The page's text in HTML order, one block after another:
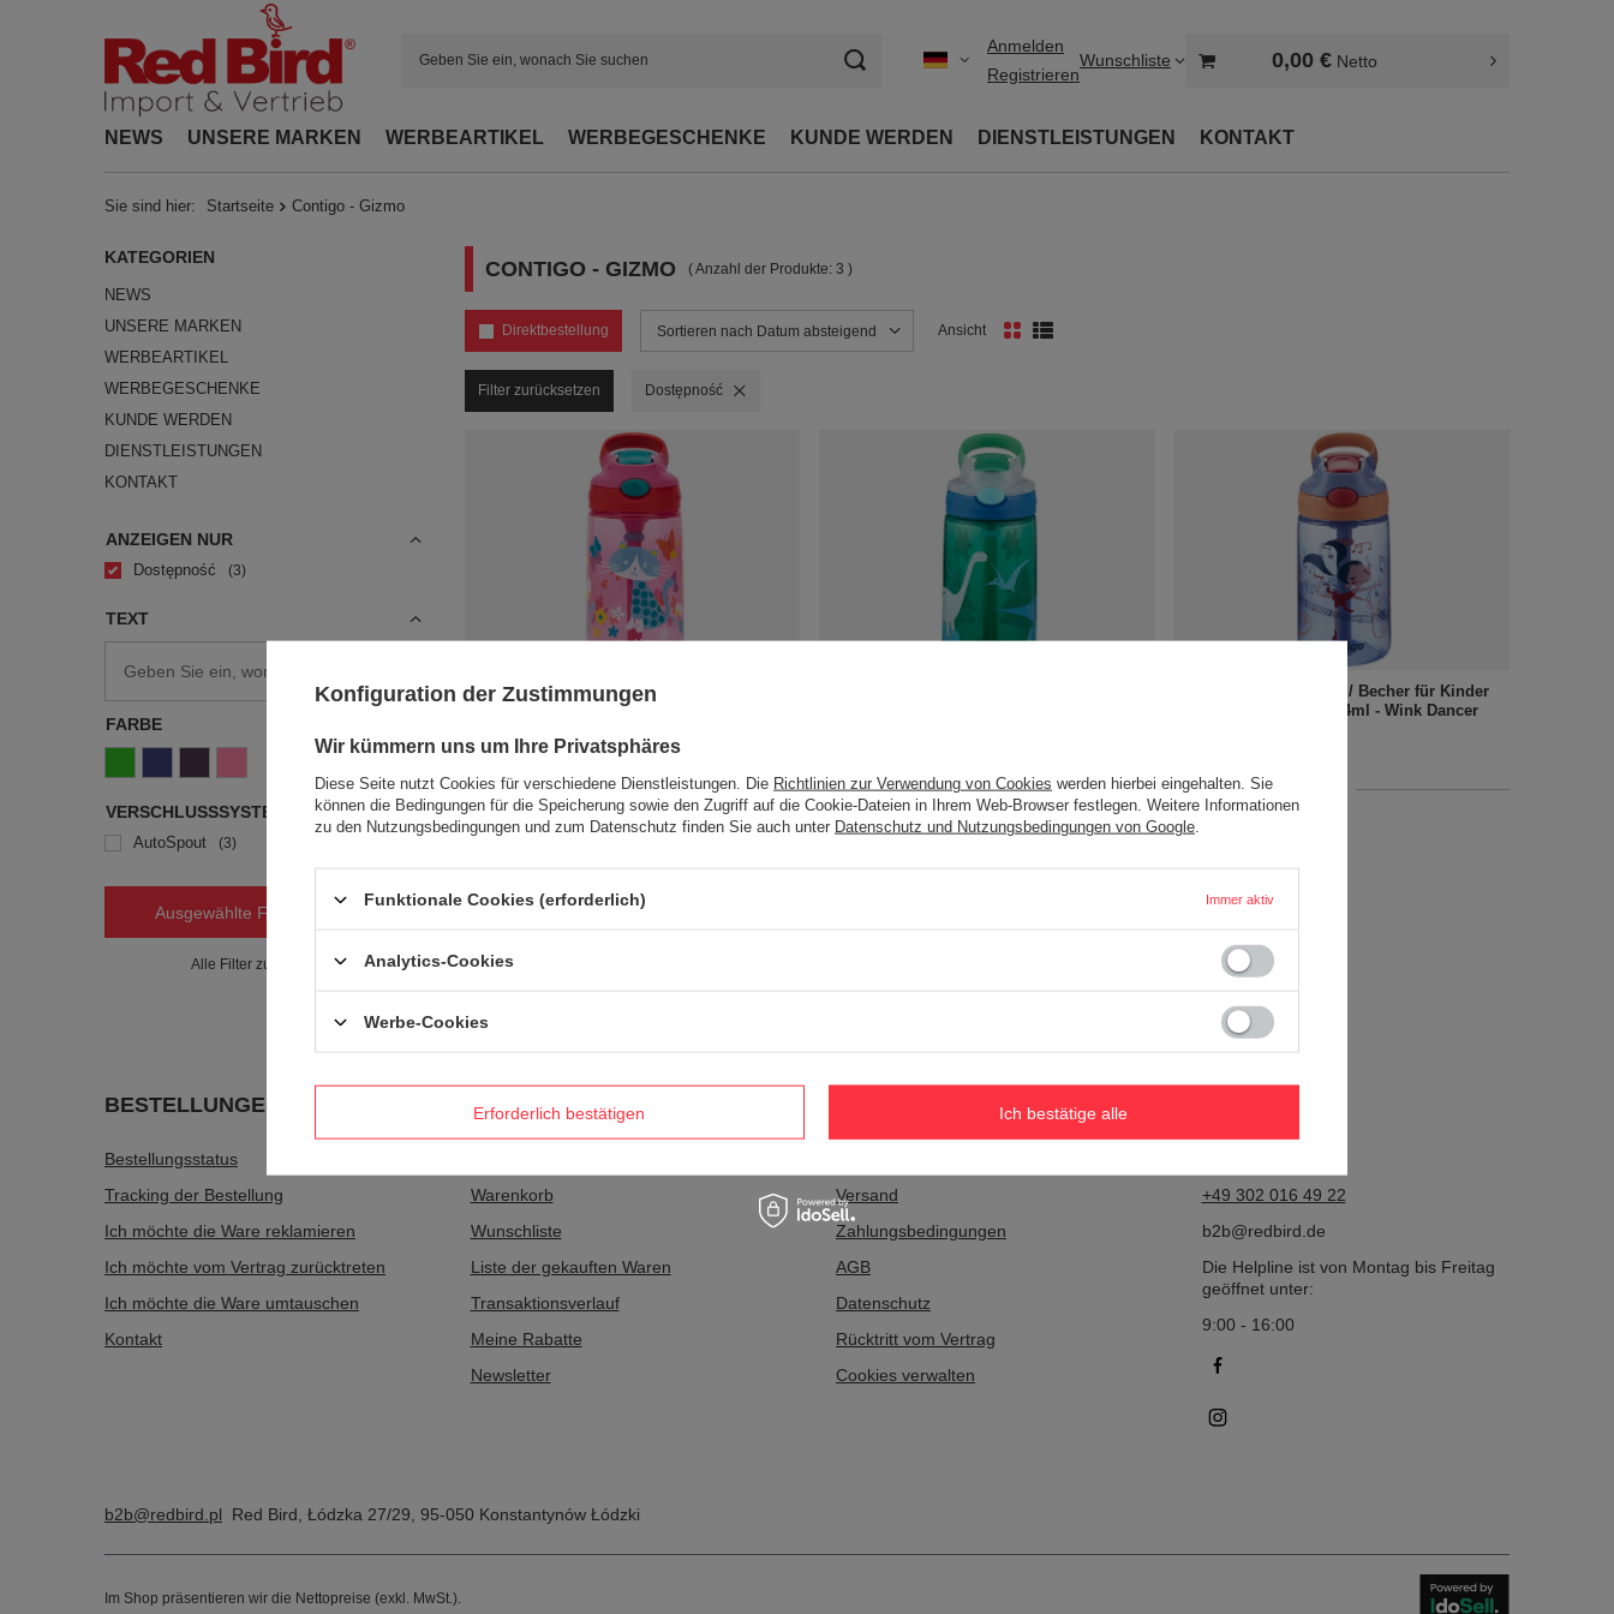
Anmelden
Registrieren
Wunschliste 0,00 € Netto
NEWS UNSERE MARKEN WERBEARTIKEL WERBEGESCHENKE KUNDE WERDEN DIENSTLEISTUNGEN KONTAKT
Sie sind hier: Startseite Contigo - Gizmo
KATEGORIEN
NEWS
UNSERE MARKEN
WERBEARTIKEL
WERBEGESCHENKE
KUNDE WERDEN
DIENSTLEISTUNGEN
KONTAKT
ANZEIGEN NUR
Dostępność 3
TEXT
FARBE
VERSCHLUSSSYSTEM
AutoSpout 3
Ausgewählte Filter anwenden
Alle Filter zurücksetzen
CONTIGO - GIZMO ( Anzahl der Produkte: 3 )
Direktbestellung Sortierung ändern
Sortieren nach Datum absteigend Ansicht
Filter zurücksetzen Filter entfernen
Dostępność
Trinkflasche für Kinder - Becher für Kinder
Contigo Gizmo Flip 414ml - Cherry Cat
17,01 € / stk.
+ Auf die vergleichsliste
+ Auf die vergleichsliste
Trinkflasche für Kinder / Becher für Kinder
Contigo Gizmo Flip 414ml - Wink Dancer
+ Auf die vergleichsliste
BESTELLUNGEN
Bestellungsstatus
Tracking der Bestellung
Ich möchte die Ware reklamieren
Ich möchte vom Vertrag zurücktreten
Ich möchte die Ware umtauschen
Kontakt
Konto
Warenkorb
Wunschliste
Liste der gekauften Waren
Transaktionsverlauf
Meine Rabatte
Newsletter
Versand
Zahlungsbedingungen
AGB
Datenschutz
Rücktritt vom Vertrag
Cookies verwalten
+49 302 016 49 22
b2b@redbird.de
Die Helpline ist von Montag bis Freitag
geöffnet unter:
9:00 - 16:00
b2b@redbird.pl Red Bird Łódzka 27/29 95-050 Konstantynów Łódzki
Im Shop präsentieren wir die Nettopreise (exkl. MwSt.).
Konfiguration der Zustimmungen
Wir kümmern uns um Ihre Privatsphäres
Diese Seite nutzt Cookies für verschiedene Dienstleistungen. Die Richtlinien zur Verwendung von Cookies werden hierbei eingehalten. Sie
können die Bedingungen für die Speicherung sowie den Zugriff auf die Cookie-Dateien in Ihrem Web-Browser festlegen. Weitere Informationen
zu den Nutzungsbedingungen und zum Datenschutz finden Sie auch unter Datenschutz und Nutzungsbedingungen von Google
Funktionale Cookies (erforderlich) Immer aktiv
Analytics-Cookies
Werbe-Cookies
Erforderlich bestätigen Ich bestätige alle